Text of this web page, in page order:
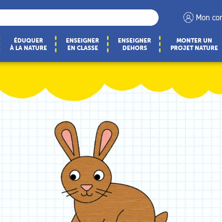
Mon
ÉDUQUER
À LA NATURE
ENSEIGNER
EN CLASSE
ENSEIGNER
DEHORS
MONTER UN
PROJET NATURE